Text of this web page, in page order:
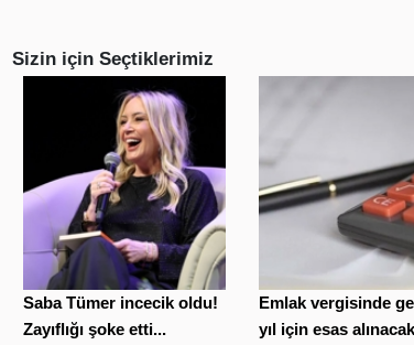
Sizin için Seçtiklerimiz
Saba Tümer incecik oldu!
Zayıflığı şoke etti...
Emlak vergisinde
yıl için esas